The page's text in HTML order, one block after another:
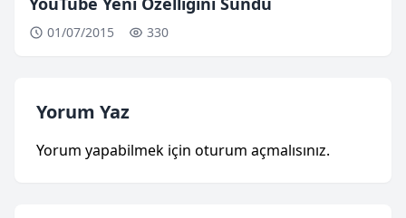
01/07/2015 330
Yorum Yaz
Yorum yapabilmek için oturum açmalısınız.